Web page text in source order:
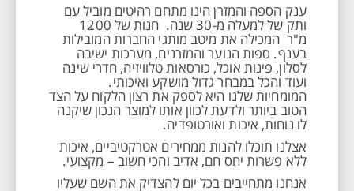
ענק הספה והמזרן הינו מתחם רהיטים מוביל עם
ותק של למעלה מ-30 שנה. חנות של 1200
מ"ר המכילה את מיטב מותגי החברות המובילות
בענף. ספות הנוער והמזרנים, מערכות ישיבה
לסלון, פינות אוכל, כורסאות טלוויזיה, חדרי שינה
ועוד והכל במבחר גדול מושקע ואיכותי.
המומחיות שלנו היא לספק את רצון הלקוח על הצד
הטוב ביותר ולדעת לכוון אותו למוצר הנכון שיקנה
לו נוחות, איכות ואורטופדיה.
אצלנו תוכלו להנות ממחירים אטרקטיביים, איכות
ללא פשרות יחס חם, אדיב והכי חשוב – מקצועי.
אנחנו מתחייבים בכל יום להצדיק את השם שעליו